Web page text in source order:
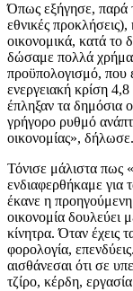
Όπως εξήγησε, παρά
εθνικές
οικονομικά, κατά το
δώσαμε πολλά
προϋπολογισμό, που
ενεργειακή κρίση
έπληξαν τα δημόσια
γρήγορο ρυθμό
οικονομίας», δήλωσε.
Τόνισε μάλιστα πως
ενδιαφερθήκαμε για
έκανε η
οικονομία δουλεύει
κίνητρα. Όταν έχεις
φορολογία,
αισθάνεσαι ότι σε
τζίρο, κέρδη,